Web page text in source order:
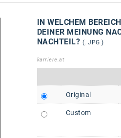
IN WELCHEM
DEINER MEINUNG
ACHTEIL? (. JPG )
karriere.at
Original
Custom